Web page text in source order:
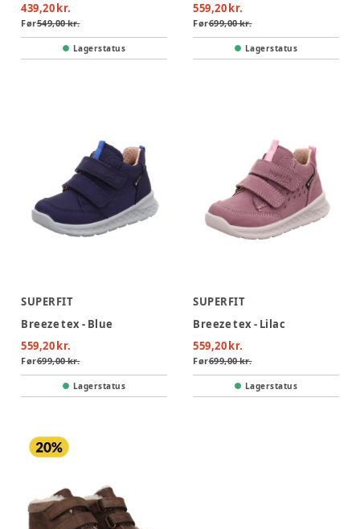
439,20 kr.
Før549,00 kr.
Lagerstatus
559,20 kr.
Før699,00 kr.
Lagerstatus
SUPERFIT
Breeze tex - Blue
559,20 kr.
Før699,00 kr.
Lagerstatus
SUPERFIT
Breeze tex - Lilac
559,20 kr.
Før699,00 kr.
Lagerstatus